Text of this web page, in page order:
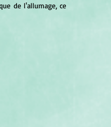
de l'allumage, ce